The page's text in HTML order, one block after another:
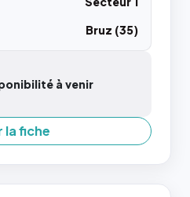
Bruz (35)
à venir
la fiche